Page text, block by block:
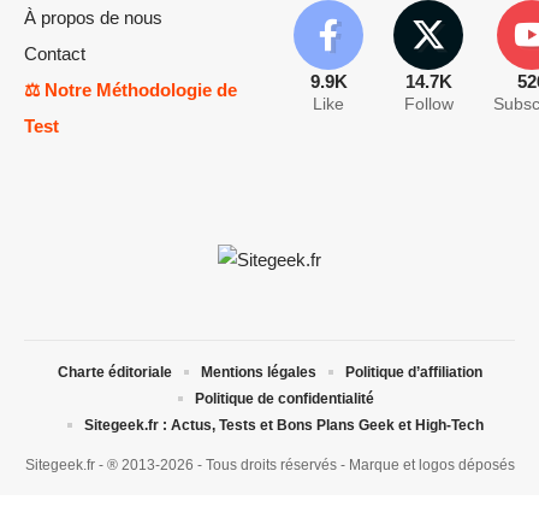
À propos de nous
Contact
⚖️ Notre Méthodologie de
Test
9.9K
Like
14.7K
Follow
Sitegeek.fr - ® 2013-2026 - Tous droits réservés - Marque et logos déposés
Charte éditoriale Mentions légales
Politique d’affiliation
Politique de confidentialité
Sitegeek.fr : Actus, Tests et Bons Plans Geek et High-Tech